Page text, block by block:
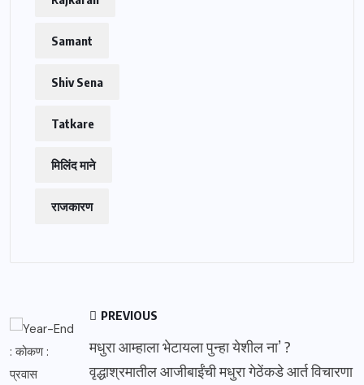
Samant
Shiv Sena
Tatkare
मिलिंद माने
राजकारण
PREVIOUS
मधुरा आम्हाला भेटायला पुन्हा येशील ना’ ?
वृद्धाश्रमातील आजीबाईंची मधुरा गेठेंकडे आर्त विचारणा